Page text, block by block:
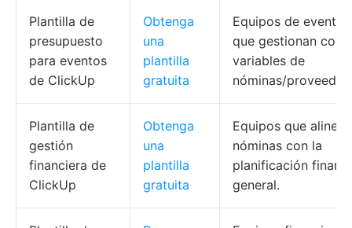
Plantilla de
presupuesto
para eventos
de ClickUp
Obtenga
una
plantilla
gratuita
Equipos de eventos
que gestionan
variables de
nóminas/
Plantilla de
gestión
financiera de
ClickUp
Obtenga
una
plantilla
gratuita
Equipos que
nóminas con la
planificación
general.